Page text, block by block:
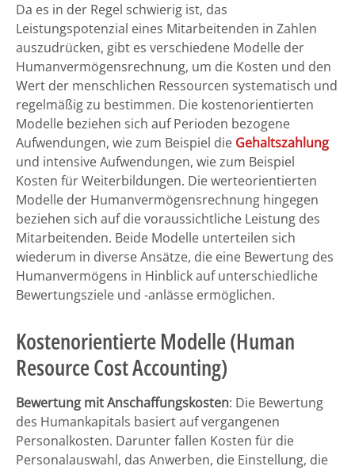
Da es in der Regel schwierig ist, das
Leistungspotenzial eines Mitarbeitenden in Zahlen
auszudrücken, gibt es verschiedene Modelle der
Humanvermögensrechnung, um die Kosten und den
Wert der menschlichen Ressourcen systematisch und
regelmäßig zu bestimmen. Die kostenorientierten
Modelle beziehen sich auf Perioden bezogene
Aufwendungen, wie zum Beispiel die Gehaltszahlung
und intensive Aufwendungen, wie zum Beispiel
Kosten für Weiterbildungen. Die werteorientierten
Modelle der Humanvermögensrechnung hingegen
beziehen sich auf die voraussichtliche Leistung des
Mitarbeitenden. Beide Modelle unterteilen sich
wiederum in diverse Ansätze, die eine Bewertung des
Humanvermögens in Hinblick auf unterschiedliche
Bewertungsziele und -anlässe ermöglichen.
Kostenorientierte Modelle (Human
Resource Cost Accounting)
Bewertung mit Anschaffungskosten: Die Bewertung
des Humankapitals basiert auf vergangenen
Personalkosten. Darunter fallen Kosten für die
Personalauswahl, das Anwerben, die Einstellung, die